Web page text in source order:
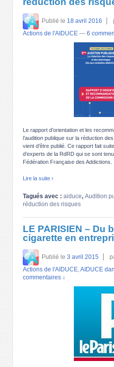
Publié le 18 avril 2016
Actions de l'AIDUCE — 6
Le rapport d’orientation et les
l’audition publique sur la réduction
vient d’être publié. Ce rapport fait
d’experts de la RdRD qui se sont
Fédération Française des Addictions.
Lire la suite ›
Tagués avec : aiduce, Audition
réduction des risques
LE PARISIEN – Du
cigarette en
Publié le 3 avril 2015
Actions de l'AIDUCE,AIDUCE
commentaires ↓